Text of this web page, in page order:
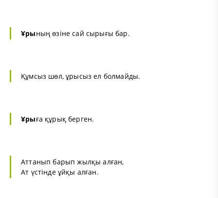
Ұрының өзіне сай сырығы бар.
Құмсыз шөл, ұрысыз ел болмайды.
Ұрыға құрық берген.
Аттанып барып жылқы алған,
Ат үстінде ұйқы алған.